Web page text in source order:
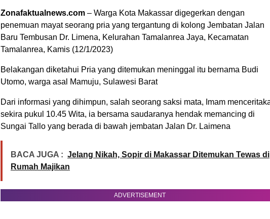
Zonafaktualnews.com – Warga Kota Makassar digegerkan dengan
penemuan mayat seorang pria yang tergantung di kolong Jembatan Jalan
Baru Tembusan Dr. Limena, Kelurahan Tamalanrea Jaya, Kecamatan
Tamalanrea, Kamis (12/1/2023)
Belakangan diketahui Pria yang ditemukan meninggal itu bernama Budi
Utomo, warga asal Mamuju, Sulawesi Barat
Dari informasi yang dihimpun, salah seorang saksi mata, Imam
sekira pukul 10.45 Wita, ia bersama saudaranya hendak memancing di
Sungai Tallo yang berada di bawah jembatan Jalan Dr. Laimena
BACA JUGA : Jelang Nikah, Sopir di Makassar Ditemukan Tewas di
Rumah Majikan
ADVERTISEMENT